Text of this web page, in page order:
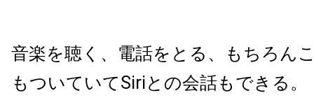
音楽を聴く、電話をとる、もちろん
もついていてSiriとの会話もできる。